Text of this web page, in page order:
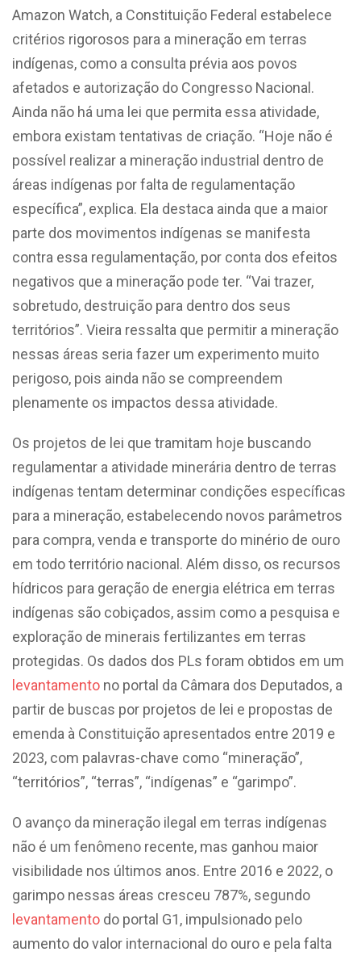
Amazon Watch, a Constituição Federal estabelece
critérios rigorosos para a mineração em terras
indígenas, como a consulta prévia aos povos
afetados e autorização do Congresso Nacional.
Ainda não há uma lei que permita essa atividade,
embora existam tentativas de criação. “Hoje não é
possível realizar a mineração industrial dentro de
áreas indígenas por falta de regulamentação
específica”, explica. Ela destaca ainda que a maior
parte dos movimentos indígenas se manifesta
contra essa regulamentação, por conta dos efeitos
negativos que a mineração pode ter. “Vai trazer,
sobretudo, destruição para dentro dos seus
territórios”. Vieira ressalta que permitir a mineração
nessas áreas seria fazer um experimento muito
perigoso, pois ainda não se compreendem
plenamente os impactos dessa atividade.
Os projetos de lei que tramitam hoje buscando
regulamentar a atividade minerária dentro de terras
indígenas tentam determinar condições específicas
para a mineração, estabelecendo novos parâmetros
para compra, venda e transporte do minério de ouro
em todo território nacional. Além disso, os recursos
hídricos para geração de energia elétrica em terras
indígenas são cobiçados, assim como a pesquisa e
exploração de minerais fertilizantes em terras
protegidas. Os dados dos PLs foram obtidos em um
levantamento no portal da Câmara dos Deputados, a
partir de buscas por projetos de lei e propostas de
emenda à Constituição apresentados entre 2019 e
2023, com palavras-chave como “mineração”,
“territórios”, “terras”, “indígenas” e “garimpo”.
O avanço da mineração ilegal em terras indígenas
não é um fenômeno recente, mas ganhou maior
visibilidade nos últimos anos. Entre 2016 e 2022, o
garimpo nessas áreas cresceu 787%, segundo
levantamento do portal G1, impulsionado pelo
aumento do valor internacional do ouro e pela falta